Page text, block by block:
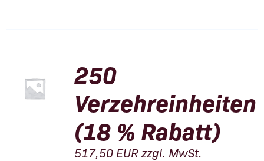
250
Verzehreinheiten
(18 % Rabatt)
517,50EURzzgl. MwSt.